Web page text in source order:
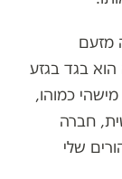
מזעם
בגד בגזע
כמוהו,
חברה
שלי